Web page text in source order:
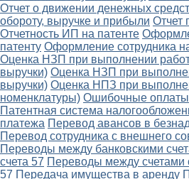
Отчет о движении денежных
обороту, выручке и прибыли Отчет
Отчетность ИП на патенте
патенту Оформление сотрудника
Оценка НЗП при выполнении
выручки) Оценка НЗП при
выручки) Оценка НПЗ при
номенклатуры) Ошибочные оплаты
Патентная система
платежа Перевод авансов в
Перевод сотрудника с внешнего
Переводы между банковскими
счета 57 Переводы между счетами
57 Передача имущества в аренду